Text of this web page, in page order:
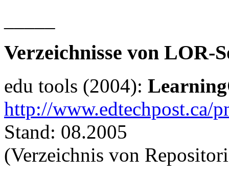
Verzeichnisse von LOR-
edu tools (2004):
http://www.edtechpost.ca/
Stand: 08.2005
(Verzeichnis von